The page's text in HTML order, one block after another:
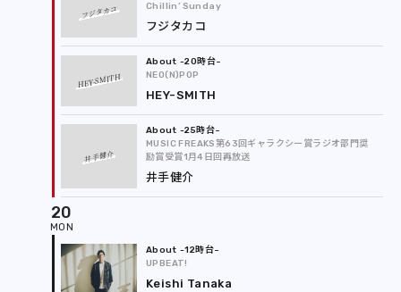
フジタカコ
Chillin’ Sunday
フジタカコ
HEY-SMITH
-20時台
NEO(N)POP
HEY-SMITH
井手健介
-25時台
MUSIC FREAKS第63回ギャラクシー賞ラジオ部門奨
励賞受賞1月4日回再放送
井手健介
20
-12時台
UPBEAT!
Keishi Tanaka